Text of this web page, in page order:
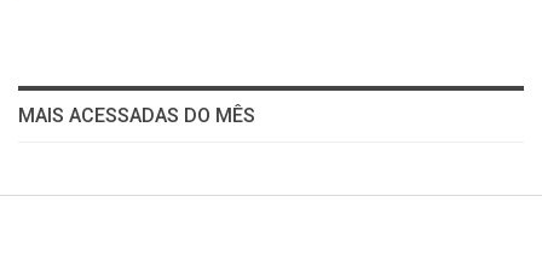
MAIS ACESSADAS DO MÊS